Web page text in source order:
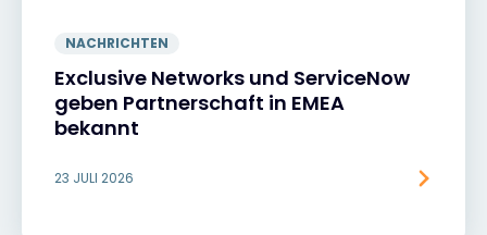
NACHRICHTEN
Exclusive Networks und ServiceNow
geben Partnerschaft in EMEA
bekannt
23 JULI 2026